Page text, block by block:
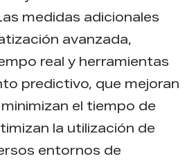
medidas adicionales
avanzada,
real y herramientas
predictivo, que mejoran
el tiempo de
la utilización de
entornos de